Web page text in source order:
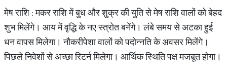
मेष राशि : मकर राशि में बुध और शुक्र की युति से मेष राशि वालों को बेहद
शुभ मिलेंगे। आय में वृद्धि के नए स्त्रोत बनेंगे। लंबे समय से अटका हुई
धन वापस मिलेगा। नौकरीपेशा वालों को पदोन्नति के अवसर मिलेंगे।
पिछले निवेशों से अच्छा रिटर्न मिलेगा। आर्थिक स्थिति पक्ष मजबूत होगा।